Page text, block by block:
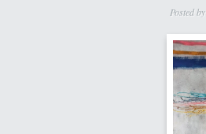
Posted by